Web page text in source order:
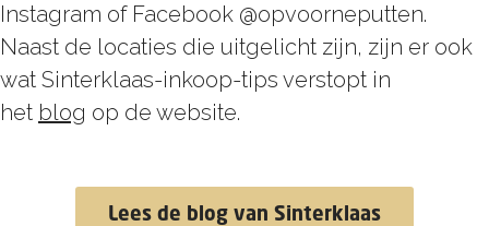
Instagram of Facebook @opvoorneputten.
Naast de locaties die uitgelicht zijn, zijn er ook
wat Sinterklaas-inkoop-tips verstopt in
het blog op de website.
Lees de blog van Sinterklaas